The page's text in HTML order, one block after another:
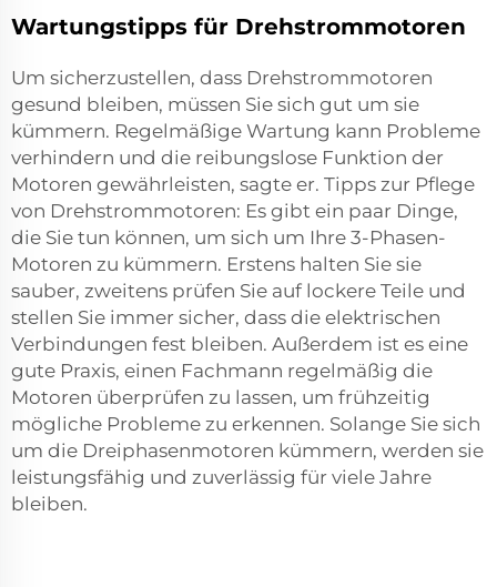
Wartungstipps für Drehstrommotoren
Um sicherzustellen, dass Drehstrommotoren
gesund bleiben, müssen Sie sich gut um sie
kümmern. Regelmäßige Wartung kann Probleme
verhindern und die reibungslose Funktion der
Motoren gewährleisten, sagte er. Tipps zur Pflege
von Drehstrommotoren: Es gibt ein paar Dinge,
die Sie tun können, um sich um Ihre 3-Phasen-
Motoren zu kümmern. Erstens halten Sie sie
sauber, zweitens prüfen Sie auf lockere Teile und
stellen Sie immer sicher, dass die elektrischen
Verbindungen fest bleiben. Außerdem ist es eine
gute Praxis, einen Fachmann regelmäßig die
Motoren überprüfen zu lassen, um frühzeitig
mögliche Probleme zu erkennen. Solange Sie sich
um die Dreiphasenmotoren kümmern, werden sie
leistungsfähig und zuverlässig für viele Jahre
bleiben.